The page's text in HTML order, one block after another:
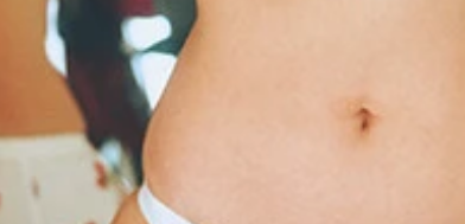
ついに事件発生!?』 (C)岡本武志／週刊プレイボーイ
件発生!?』 撮影／岡本武志 価格／1100円（税込）